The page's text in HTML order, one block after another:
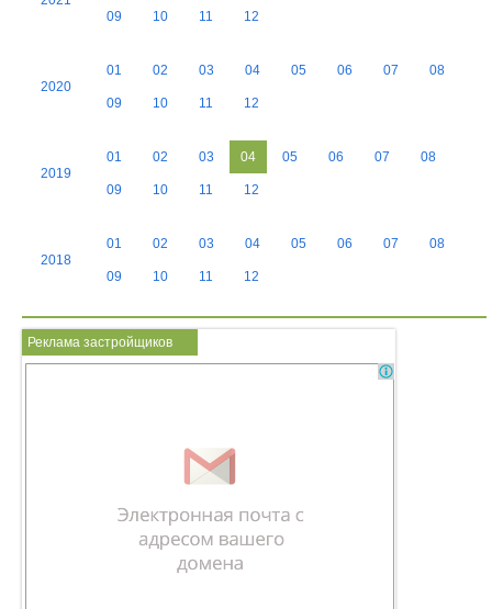
09 10 11 12
2020
01 02 03 04 05 06 07 08
09 10 11 12
2019
01 02 03 04 05 06 07 08
09 10 11 12
2018
01 02 03 04 05 06 07 08
09 10 11 12
Реклама застройщиков